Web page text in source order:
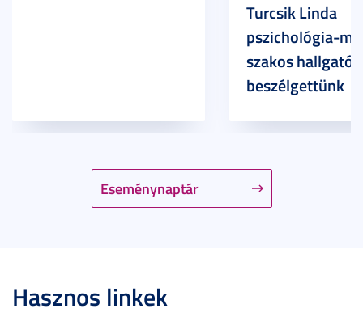
Eseménynaptár
Turcsik Linda
pszichológia-
szakos
beszélgettünk
Hasznos linkek